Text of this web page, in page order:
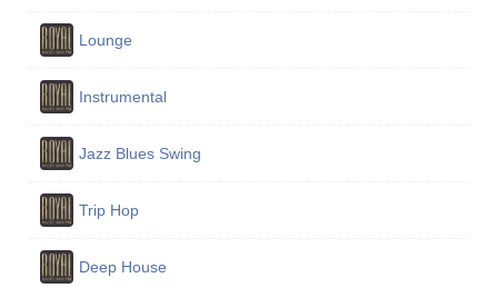
Lounge
Instrumental
Jazz Blues Swing
Trip Hop
Deep House